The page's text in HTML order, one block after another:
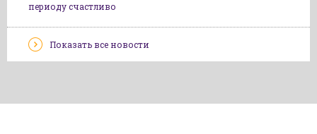
периоду счастливо
Показать все новости